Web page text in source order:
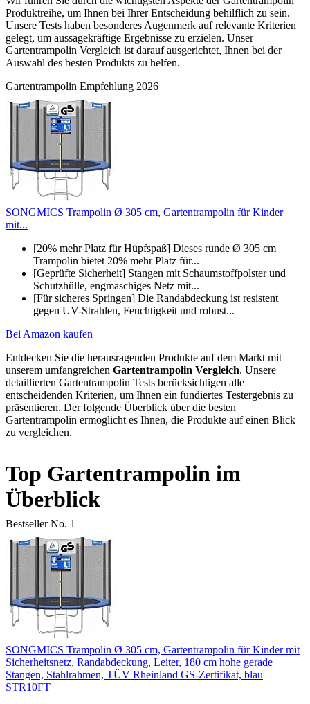
Produktreihe, um Ihnen bei Ihrer Entscheidung behilflich zu sein.
Unsere Tests haben besonderes Augenmerk auf relevante Kriterien
gelegt, um aussagekräftige Ergebnisse zu erzielen. Unser
Gartentrampolin Vergleich ist darauf ausgerichtet, Ihnen bei der
Auswahl des besten Produkts zu helfen.
Gartentrampolin Empfehlung 2026
SONGMICS Trampolin Ø 305 cm, Gartentrampolin für Kinder
mit...
[20% mehr Platz für Hüpfspaß] Dieses runde Ø 305 cm
Trampolin bietet 20% mehr Platz für...
[Geprüfte Sicherheit] Stangen mit Schaumstoffpolster und
Schutzhülle, engmaschiges Netz mit...
[Für sicheres Springen] Die Randabdeckung ist resistent
gegen UV-Strahlen, Feuchtigkeit und robust...
Bei Amazon kaufen
Entdecken Sie die herausragenden Produkte auf dem Markt mit
unserem umfangreichen Gartentrampolin Vergleich. Unsere
detaillierten Gartentrampolin Tests berücksichtigen alle
entscheidenden Kriterien, um Ihnen ein fundiertes Testergebnis zu
präsentieren. Der folgende Überblick über die besten
Gartentrampolin ermöglicht es Ihnen, die Produkte auf einen Blick
zu vergleichen.
Top Gartentrampolin im
Überblick
Bestseller No. 1
SONGMICS Trampolin Ø 305 cm, Gartentrampolin für Kinder mit
Sicherheitsnetz, Randabdeckung, Leiter, 180 cm hohe gerade
Stangen, Stahlrahmen, TÜV Rheinland GS-Zertifikat, blau
STR10FT